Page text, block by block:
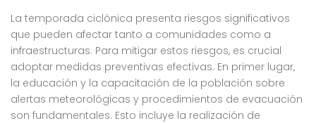
La temporada ciclónica presenta riesgos significativos
que pueden afectar tanto a comunidades como a
infraestructuras. Para mitigar estos riesgos, es crucial
adoptar medidas preventivas efectivas. En primer lugar,
la educación y la capacitación de la población sobre
alertas meteorológicas y procedimientos de evacuación
son fundamentales. Esto incluye la realización de